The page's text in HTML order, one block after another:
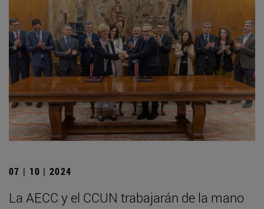
07 | 10 | 2024
La AECC y el CCUN trabajarán de la mano